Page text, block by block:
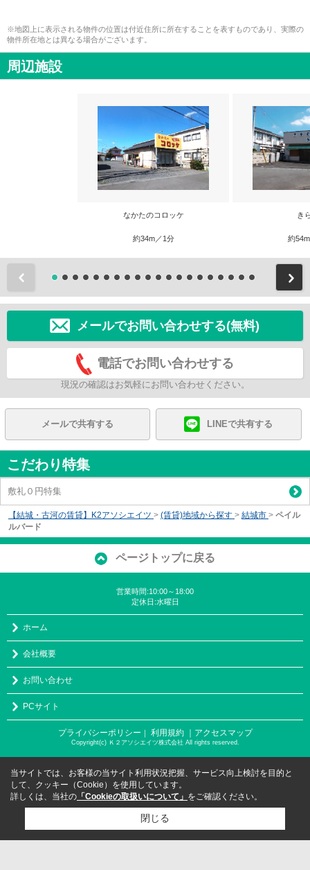
※地図上に表示される物件の位置は付近住所に所在することを表すものであり、実際の
物件所在地とは異なる場合がございます。
周辺施設
なかたのコロッケ
約34m／1分
き
約
メールでお問い合わせする(無料)
電話でお問い合わせする
現況の確認はお気軽にお問い合わせください。
メールで共有する LINEで共有する
こだわり特集
敷礼０円特集
【結城・古河の賃貸】K2アソシエイツ > (賃貸)地域から探す > 結城市 > ペイル
ルバード
ページトップに戻る
営業時間:10:00～18:00
定休日:水曜日
ホーム
会社概要
お問い合わせ
PCサイト
プライバシーポリシー 利用規約 ｜アクセスマップ
Copyright(c) Ｋ２アソシエイツ株式会社 All rights reserved.
当サイトでは、お客様の当サイト利用状況把握、サービス向上検討を目的と
して、クッキー（Cookie）を使用しています。
詳しくは、当社の 「Cookieの取扱いについて」 をご確認ください。
閉じる